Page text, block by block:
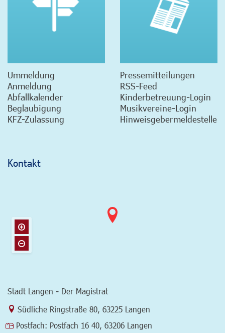
Ummeldung
Anmeldung
Abfallkalender
Beglaubigung
KFZ-Zulassung
Pressemitteilungen
RSS-Feed
Kinderbetreuung-Login
Musikvereine-Login
Hinweisgebermeldestelle
Kontakt
Stadt Langen - Der Magistrat
Link zur Google-Maps Navigation
Südliche Ringstraße 80 63225 Langen
Postfach: Postfach 16 40, 63206 Langen